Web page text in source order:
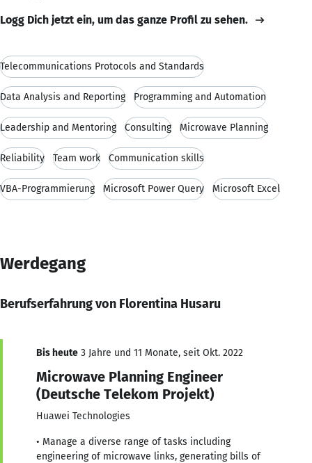
Logg Dich jetzt ein, um das ganze Profil zu sehen.
Telecommunications Protocols and Standards
Data Analysis and Reporting Programming and Automation
Leadership and Mentoring Consulting Microwave Planning
Reliability Team work Communication skills
VBA-Programmierung Microsoft Power Query Microsoft Excel
Werdegang
Berufserfahrung von Florentina Husaru
Bis heute 3 Jahre und 11 Monate, seit Okt. 2022
Microwave Planning Engineer
(Deutsche Telekom Projekt)
Huawei Technologies
• Manage a diverse range of tasks including
engineering of microwave links, generating bills of